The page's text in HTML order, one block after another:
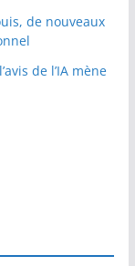
de nouveaux
de l’IA mène